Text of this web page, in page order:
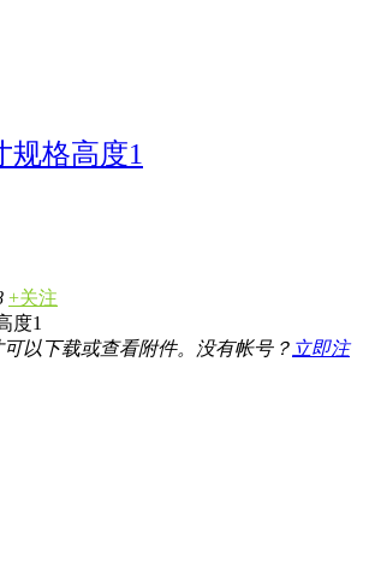
规格高度1
+关注
度1
可以下载或查看附件。没有帐号？ 立即注